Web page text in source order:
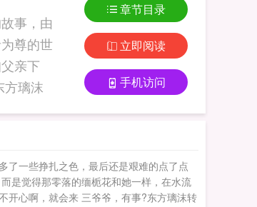
事，由
尊的世
亲下
为心中信念拼尽全力。 欧文钰东方璃沫
章节目录
立即阅读
手机访问
了一些挣扎之色，最后还是艰难的点了点
是觉得那零落的缅栀花和她一样，在水流
开心啊，就会来 三爷爷，有事?东方璃沫转